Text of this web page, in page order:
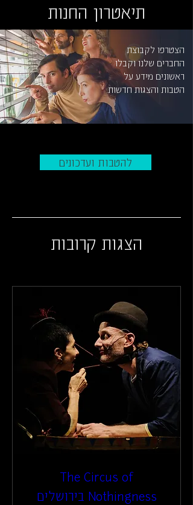
תיאטרון החנות
הצטרפו לקבוצת
החברים שלנו וקבלו
ראשונים מידע על
הטבות והצגות חדשות.
להטבות ועדכונים
הצגות קרובות
The Circus of
Nothingness בירושלים